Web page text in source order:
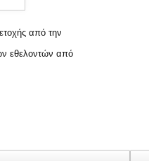
από την
εθελοντών από